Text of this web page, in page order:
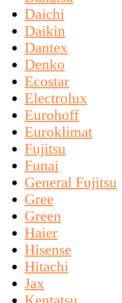
Daichi
Daikin
Dantex
Denko
Ecostar
Electrolux
Eurohoff
Euroklimat
Fujitsu
Funai
General Fujitsu
Gree
Green
Haier
Hisense
Hitachi
Jax